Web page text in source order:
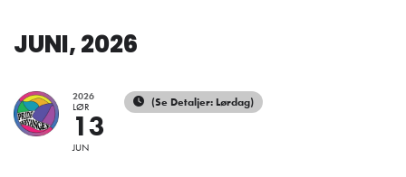
JUNI, 2026
2026
LØR
13
JUN
(Se Detaljer: Lørdag)